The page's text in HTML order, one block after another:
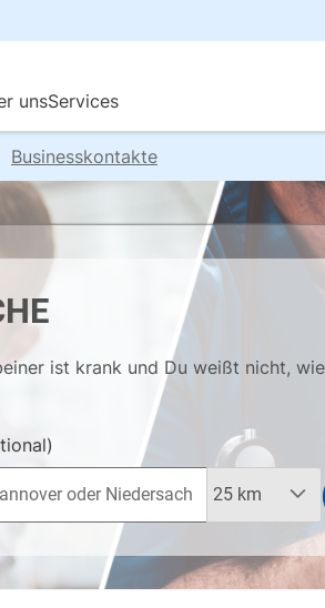
Businesskontakte
ist krank und Du weißt nicht,